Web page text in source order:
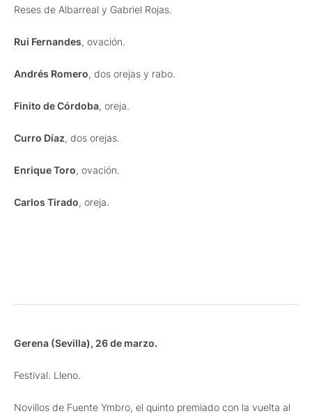
Reses de Albarreal y Gabriel Rojas.
Rui Fernandes, ovación.
Andrés Romero, dos orejas y rabo.
Finito de Córdoba, oreja.
Curro Díaz, dos orejas.
Enrique Toro, ovación.
Carlos Tirado, oreja.
Gerena (Sevilla), 26 de marzo.
Festival. Lleno.
Novillos de Fuente Ymbro, el quinto premiado con la vuelta al